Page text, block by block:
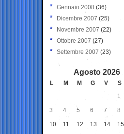
Gennaio 2008 (36)
Dicembre 2007 (25)
Novembre 2007 (22)
Ottobre 2007 (27)
Settembre 2007 (23)
Agosto 2026
L M M G V S
1
3 4 5 6 7 8
10 11 12 13 14 15